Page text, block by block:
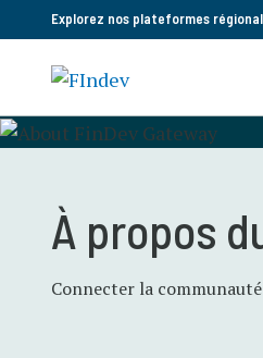
Explorez nos plateformes
À propos
Connecter la